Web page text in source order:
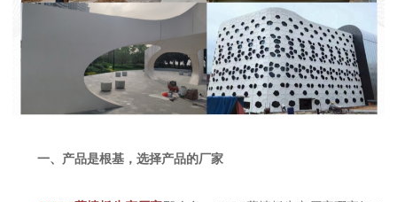
一、产品是根基，选择产品的厂家